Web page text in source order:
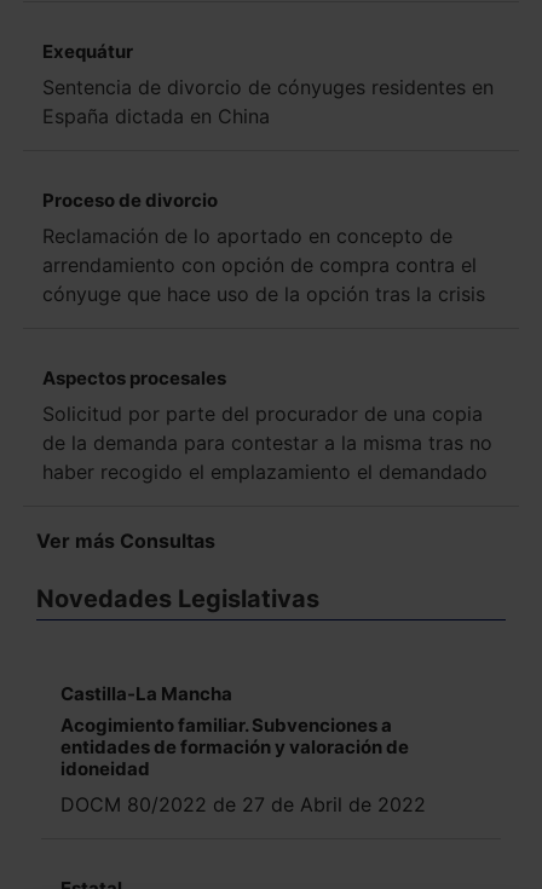
Exequátur
Sentencia de divorcio de cónyuges residentes en
España dictada en China
Proceso de divorcio
Reclamación de lo aportado en concepto de
arrendamiento con opción de compra contra el
cónyuge que hace uso de la opción tras la crisis
Aspectos procesales
Solicitud por parte del procurador de una copia
de la demanda para contestar a la misma tras no
haber recogido el emplazamiento el demandado
Ver más Consultas
Novedades Legislativas
Castilla-La Mancha
Acogimiento familiar. Subvenciones a
entidades de formación y valoración de
idoneidad
DOCM 80/2022 de 27 de Abril de 2022